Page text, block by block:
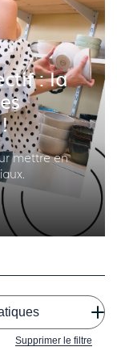
: la
mettre en
Supprimer le filtre